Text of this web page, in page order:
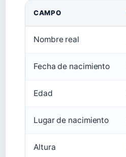
CAMPO
Nombre real
Fecha de nacimiento
Edad
Lugar de nacimiento
Altura